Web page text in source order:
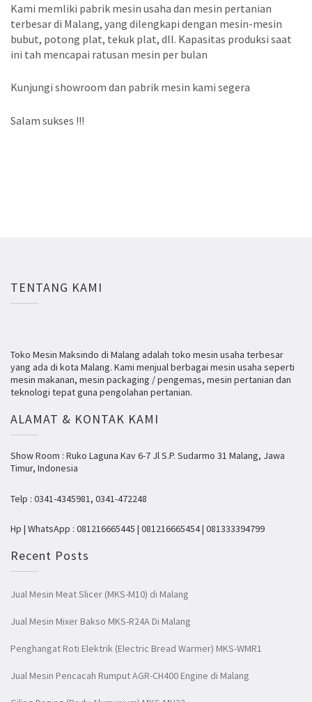
Kami memliki pabrik mesin usaha dan mesin pertanian
terbesar di Malang, yang dilengkapi dengan mesin-mesin
bubut, potong plat, tekuk plat, dll. Kapasitas produksi saat
ini tah mencapai ratusan mesin per bulan
Kunjungi showroom dan pabrik mesin kami segera
Salam sukses !!!
TENTANG KAMI
Toko Mesin Maksindo di Malang adalah toko mesin usaha terbesar
yang ada di kota Malang. Kami menjual berbagai mesin usaha seperti
mesin makanan, mesin packaging / pengemas, mesin pertanian dan
teknologi tepat guna pengolahan pertanian.
ALAMAT & KONTAK KAMI
Show Room : Ruko Laguna Kav 6-7 Jl S.P. Sudarmo 31 Malang, Jawa
Timur, Indonesia
Telp : 0341-4345981, 0341-472248
Hp | WhatsApp : 081216665445 | 081216665454 | 081333394799
Recent Posts
Jual Mesin Meat Slicer (MKS-M10) di Malang
Jual Mesin Mixer Bakso MKS-R24A Di Malang
Penghangat Roti Elektrik (Electric Bread Warmer) MKS-WMR1
Jual Mesin Pencacah Rumput AGR-CH400 Engine di Malang